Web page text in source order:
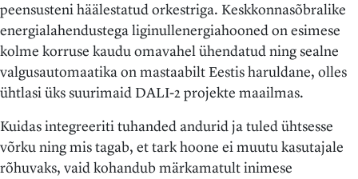
peensusteni häälestatud orkestriga. Keskkonnasõbralike
energialahendustega liginullenergiahooned on esimese
kolme korruse kaudu omavahel ühendatud ning sealne
valgusautomaatika on mastaabilt Eestis haruldane, olles
ühtlasi üks suurimaid DALI-2 projekte maailmas.
Kuidas integreeriti tuhanded andurid ja tuled ühtsesse
võrku ning mis tagab, et tark hoone ei muutu kasutajale
rõhuvaks, vaid kohandub märkamatult inimese